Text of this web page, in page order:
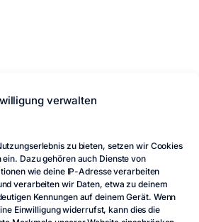
verwalten
zu bieten, setzen wir Cookies
Dazu gehören auch Dienste von
wie deine IP-Adresse verarbeiten
verarbeiten wir Daten, etwa zu deinem
Kennungen auf deinem Gerät. Wenn
Einwilligung widerrufst, kann dies die
Gmünd e.V. ist ein
der seit vielen Jahren den
DatenschutzCookie-